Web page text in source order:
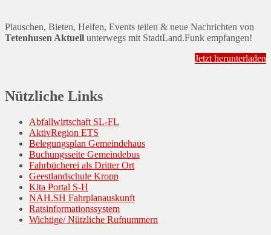
Plauschen, Bieten, Helfen, Events teilen & neue Nachrichten von
Tetenhusen Aktuell unterwegs mit StadtLand.Funk empfangen!
Jetzt herunterladen
Nützliche Links
Abfallwirtschaft SL-FL
AktivRegion ETS
Belegungsplan Gemeindehaus
Buchungsseite Gemeindebus
Fahrbücherei als Dritter Ort
Geestlandschule Kropp
Kita Portal S-H
NAH.SH Fahrplanauskunft
Ratsinformationssystem
Wichtige/ Nützliche Rufnummern